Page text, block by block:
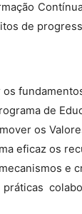
de
os
de
os
eficaz os
e
práticas